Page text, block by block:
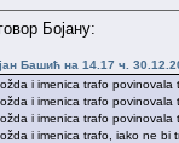
Бојану:
Башић на 14.17 ч.
i imenica trafo
i imenica trafo povinovala
i imenica trafo povinovala
i imenica trafo, iako ne bi